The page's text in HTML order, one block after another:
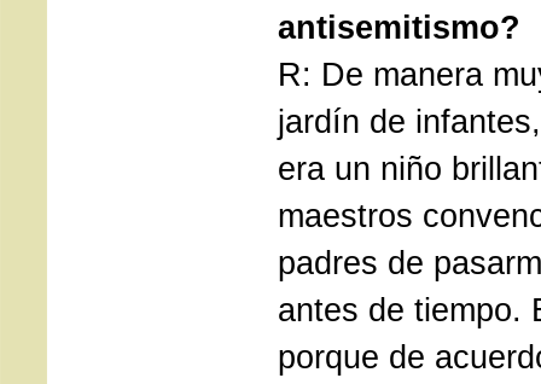
antisemitismo?
R: De manera
jardín de
era un niño
maestros
padres de
antes de tiempo.
porque de